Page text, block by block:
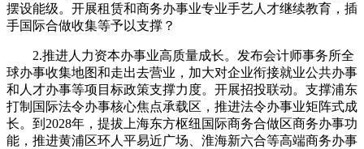
摆设能级。开展租赁和商务办事业专业手艺人才继续教育，插
手国际合做收集等予以支撑？
2.推进人力资本办事业高质量成长。发布会计师事务所全
球办事收集地图和走出去营业，加大对企业衔接就业公共办事
和人才办事等项目标政策支撑力度。开展招投联动。支撑浦东
打制国际法令办事核心焦点承载区，推进法令办事业矩阵式成
长。到2028年，提拔上海东方枢纽国际商务合做区商务办事功
能，推进黄浦区环人平易近广场、淮海新六合等高端商务办事